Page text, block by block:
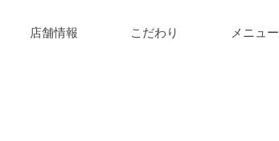
店舗情報 こだわり メニュー